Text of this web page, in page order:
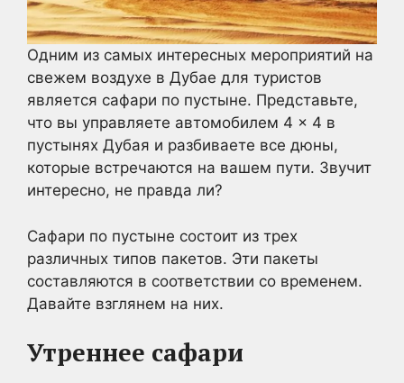
Одним из самых интересных мероприятий на
свежем воздухе в Дубае для туристов
является сафари по пустыне. Представьте,
что вы управляете автомобилем 4 × 4 в
пустынях Дубая и разбиваете все дюны,
которые встречаются на вашем пути. Звучит
интересно, не правда ли?
Сафари по пустыне состоит из трех
различных типов пакетов. Эти пакеты
составляются в соответствии со временем.
Давайте взглянем на них.
Утреннее сафари